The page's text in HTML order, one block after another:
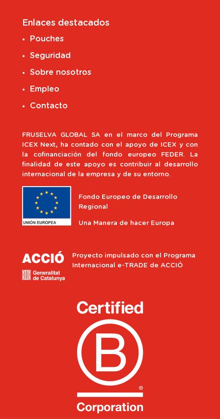
Enlaces destacados
Pouches
Seguridad
Sobre nosotros
Empleo
Contacto
FRUSELVA GLOBAL SA en el marco del Programa
ICEX Next, ha contado con el apoyo de ICEX y con
la cofinanciación del fondo europeo FEDER. La
finalidad de este apoyo es contribuir al desarrollo
internacional de la empresa y de su entorno.
Fondo Europeo de Desarrollo
Regional
Una Manera de hacer Europa
Proyecto impulsado con el Programa
Internacional e-TRADE de ACCIÓ